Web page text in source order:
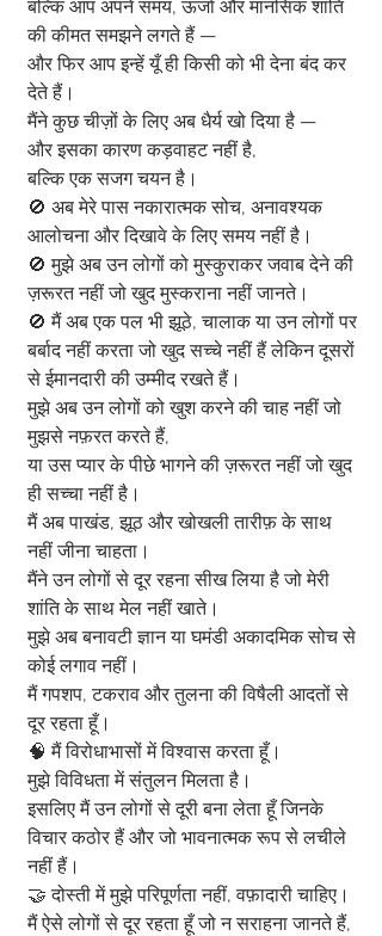
बल्कि आप अपने समय, ऊर्जा और मानसिक शांति
की कीमत समझने लगते हैं —
और फिर आप इन्हें यूँ ही किसी को भी देना बंद कर
देते हैं।
मैंने कुछ चीज़ों के लिए अब धैर्य खो दिया है —
और इसका कारण कड़वाहट नहीं है,
बल्कि एक सजग चयन है।
🚫 अब मेरे पास नकारात्मक सोच, अनावश्यक
आलोचना और दिखावे के लिए समय नहीं है।
🚫 मुझे अब उन लोगों को मुस्कुराकर जवाब देने की
ज़रूरत नहीं जो खुद मुस्कराना नहीं जानते।
🚫 मैं अब एक पल भी झूठे, चालाक या उन लोगों पर
बर्बाद नहीं करता जो खुद सच्चे नहीं हैं लेकिन दूसरों
से ईमानदारी की उम्मीद रखते हैं।
मुझे अब उन लोगों को खुश करने की चाह नहीं जो
मुझसे नफ़रत करते हैं,
या उस प्यार के पीछे भागने की ज़रूरत नहीं जो खुद
ही सच्चा नहीं है।
मैं अब पाखंड, झूठ और खोखली तारीफ़ के साथ
नहीं जीना चाहता।
मैंने उन लोगों से दूर रहना सीख लिया है जो मेरी
शांति के साथ मेल नहीं खाते।
मुझे अब बनावटी ज्ञान या घमंडी अकादमिक सोच से
कोई लगाव नहीं।
मैं गपशप, टकराव और तुलना की विषैली आदतों से
दूर रहता हूँ।
🧠 मैं विरोधाभासों में विश्वास करता हूँ।
मुझे विविधता में संतुलन मिलता है।
इसलिए मैं उन लोगों से दूरी बना लेता हूँ जिनके
विचार कठोर हैं और जो भावनात्मक रूप से लचीले
नहीं हैं।
🤝 दोस्ती में मुझे परिपूर्णता नहीं, वफ़ादारी चाहिए।
मैं ऐसे लोगों से दूर रहता हूँ जो न सराहना जानते हैं,